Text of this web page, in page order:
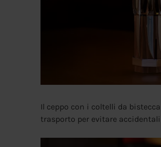
Il ceppo con i coltelli da
trasporto per evitare